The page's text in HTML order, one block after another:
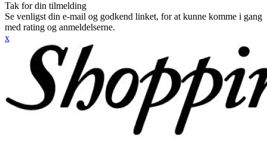
Tak for din tilmelding
Se venligst din e-mail og godkend linket, for at kunne komme i gang
med rating og anmeldelserne.
x